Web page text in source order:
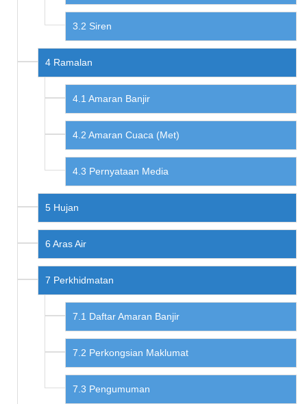
Siren
Ramalan
Amaran Banjir
Amaran Cuaca (Met)
Pernyataan Media
Hujan
Aras Air
Perkhidmatan
Daftar Amaran Banjir
Perkongsian Maklumat
Pengumuman